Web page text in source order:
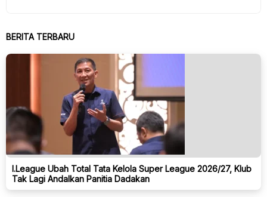
BERITA TERBARU
I.League Ubah Total Tata Kelola Super League 2026/27, Klub
Tak Lagi Andalkan Panitia Dadakan